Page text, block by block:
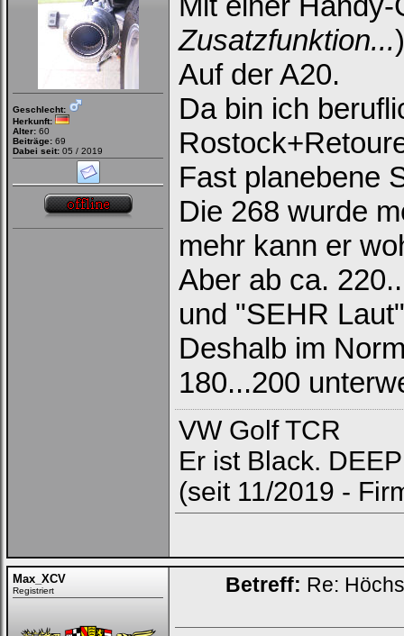
Geschlecht:
Herkunft:
Alter: 60
Beiträge: 69
Dabei seit: 05 / 2019
Zusatzfunktion...
Auf der A20.
Da bin ich
Fast planebene
Die 268 wurde
mehr kann er
Aber ab ca.
und "SEHR
Deshalb im
180...200
VW Golf TCR
Er ist Black.
(seit 11/2019 -
Max_XCV
Registriert Betreff: Re: